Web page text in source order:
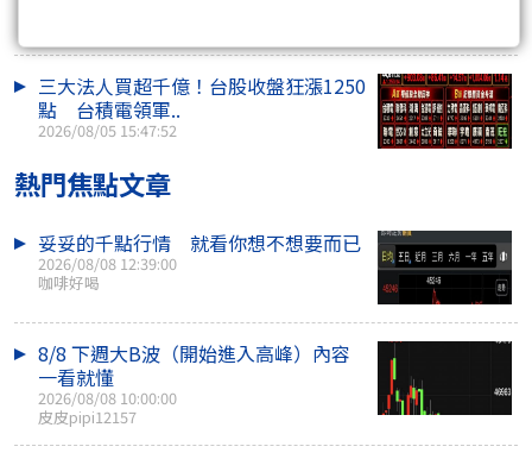
三大法人買超千億！台股收盤狂漲1250
點 台積電領軍..
2026/08/05 15:47:52
熱門焦點文章
妥妥的千點行情 就看你想不想要而已
2026/08/08 12:39:00
咖啡好喝
8/8 下週大B波（開始進入高峰）內容
一看就懂
2026/08/08 10:00:00
皮皮pipi12157